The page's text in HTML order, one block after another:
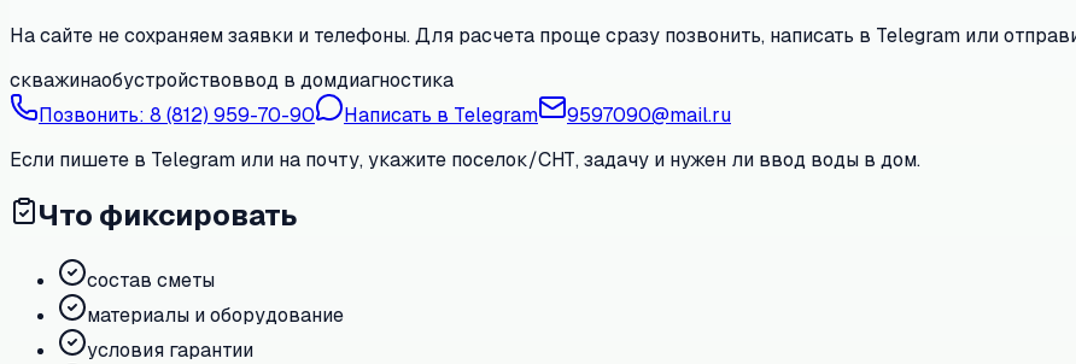
На сайте не сохраняем заявки и телефоны. Для расчета проще сразу позвонить, написать в Telegram или
скважинаобустройствоввод в домдиагностика
Позвонить: 8 (812) 959-70-90 Написать в Telegram
9597090@mail.ru
Если пишете в Telegram или на почту, укажите поселок/СНТ, задачу и нужен ли ввод воды в дом.
Что фиксировать
состав сметы
материалы и оборудование
условия гарантии